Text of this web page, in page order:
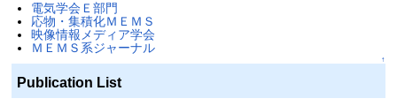
電気学会Ｅ部門
応物・集積化ＭＥＭＳ
映像情報メディア学会
ＭＥＭＳ系ジャーナル
↑
Publication List